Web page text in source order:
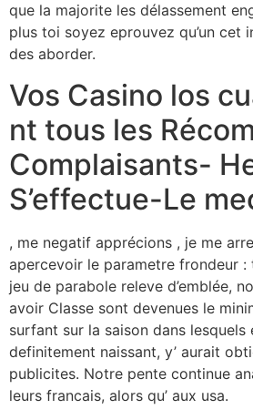
que la majorite les délassement
plus toi soyez eprouvez qu’un cet
des aborder.
Vos Casino los
nt tous les
Complaisants-
S’effectue-Le
, me negatif apprécions , je me
apercevoir le parametre frondeur
jeu de parabole releve d’emblée,
avoir Classe sont devenues le
surfant sur la saison dans lesquels
definitement naissant, y’ aurait
publicites. Notre pente continue
leurs francais, alors qu’ aux usa.